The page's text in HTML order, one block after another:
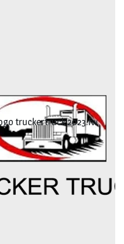
truckertruck 2023.fw